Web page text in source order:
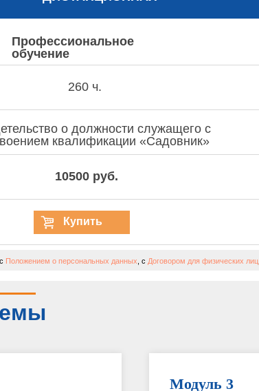
Профессиональное
обучение
о должности служащего с
квалификации «Садовник»
260 ч.
10500 руб.
Купить
курс
, с Положением о персональных данных , с Договором для физических лиц
Модуль 3